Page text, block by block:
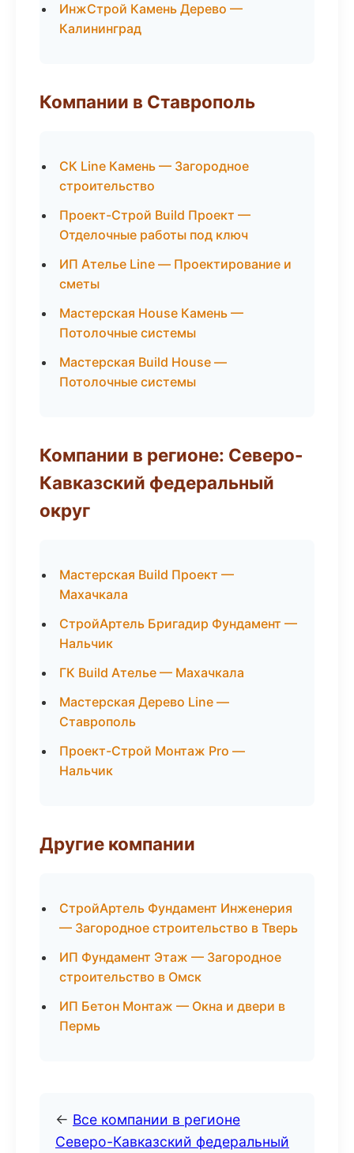
ИнжСтрой Камень Дерево —
Калининград
Компании в Ставрополь
СК Line Камень — Загородное
строительство
Проект-Строй Build Проект —
Отделочные работы под ключ
ИП Ателье Line — Проектирование и
сметы
Мастерская House Камень —
Потолочные системы
Мастерская Build House —
Потолочные системы
Компании в регионе: Северо-
Кавказский федеральный
округ
Мастерская Build Проект —
Махачкала
СтройАртель Бригадир Фундамент —
Нальчик
ГК Build Ателье — Махачкала
Мастерская Дерево Line —
Ставрополь
Проект-Строй Монтаж Pro —
Нальчик
Другие компании
СтройАртель Фундамент Инженерия
— Загородное строительство в Тверь
ИП Фундамент Этаж — Загородное
строительство в Омск
ИП Бетон Монтаж — Окна и двери в
Пермь
← Все компании в регионе
Северо-Кавказский федеральный